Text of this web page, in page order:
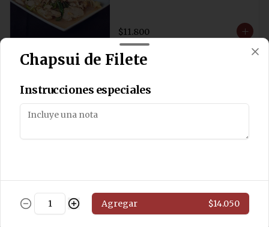
$11.800
Salteado de pollo sin cebollín
$11.800
Pollo Chung San
Salteado de pollo con algas y
champiñones
Chapsui de Filete
Instrucciones especiales
Agregar $14.050